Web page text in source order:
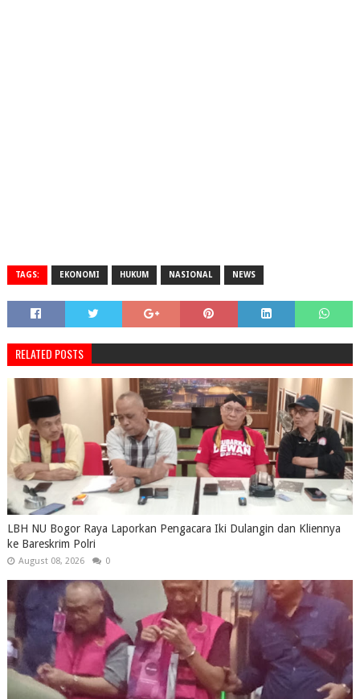
TAGS: EKONOMI HUKUM NASIONAL NEWS
RELATED POSTS
LBH NU Bogor Raya Laporkan Pengacara Iki Dulangin dan Kliennya
ke Bareskrim Polri
August 08, 2026 0